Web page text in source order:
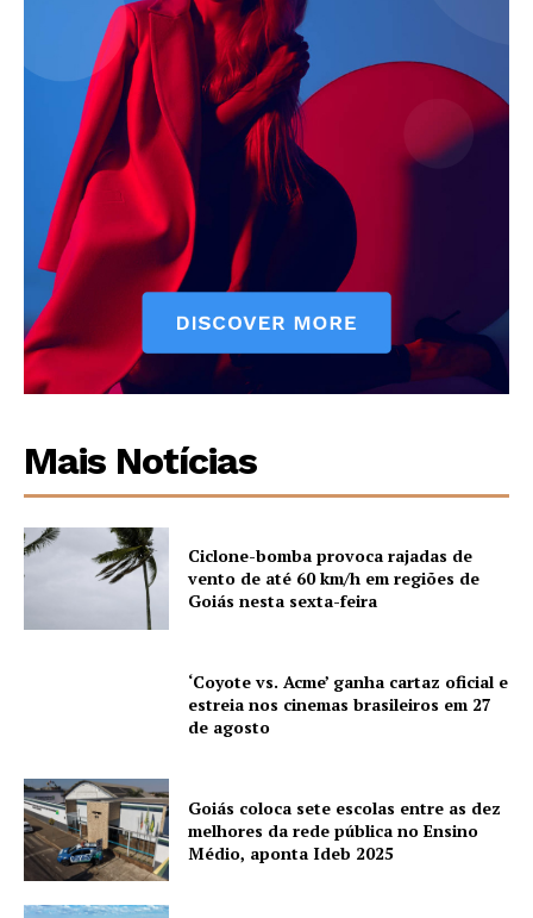
Mais Notícias
Ciclone-bomba provoca rajadas de
vento de até 60 km/h em regiões de
Goiás nesta sexta-feira
‘Coyote vs. Acme’ ganha cartaz oficial e
estreia nos cinemas brasileiros em 27
de agosto
Goiás coloca sete escolas entre as dez
melhores da rede pública no Ensino
Médio, aponta Ideb 2025